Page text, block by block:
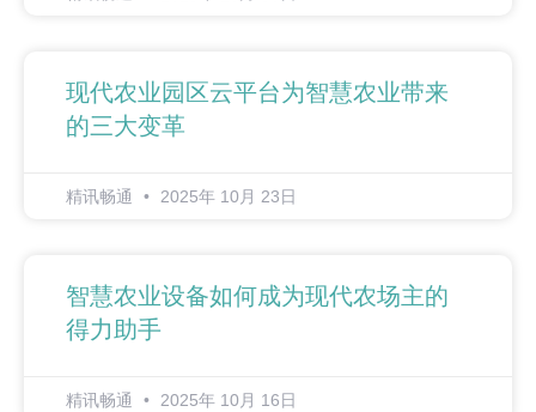
现代农业园区云平台为智慧农业带来
的三大变革
精讯畅通 2025年 10月 23日
智慧农业设备如何成为现代农场主的
得力助手
精讯畅通 2025年 10月 16日